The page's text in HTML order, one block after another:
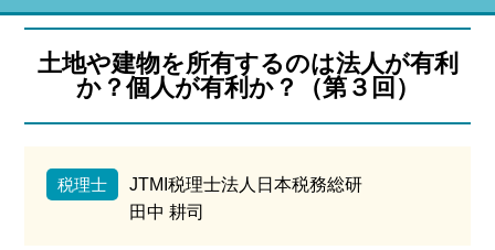
税理士
JTMI税理士法人日本税務総研
田中 耕司
土地や建物を所有するのは法人が有利
か？個人が有利か？（第３回）